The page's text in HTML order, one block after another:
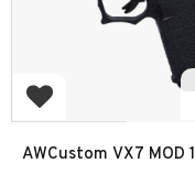
Add to favorites
AWCustom VX7 MOD 1